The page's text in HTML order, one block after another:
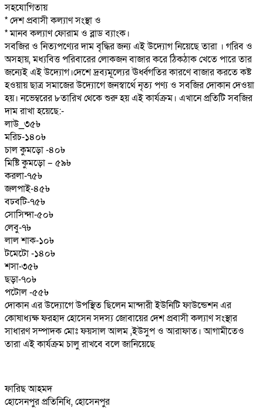
সহযোগিতায়
* দেশ প্রবাসী কল্যাণ সংস্থা ও
* মানব কল্যাণ ফোরাম ও ব্লাড ব্যাংক।
সবজির ও নিত্যপণ্যের দাম বৃদ্ধির জন্য এই উদ্যোগ নিয়েছে তারা । গরিব ও
অসহায়, মধ্যবিত্ত পরিবারের লোকজন বাজার করে ঠিকঠাক খেতে পারে তার
জন্যেই এই উদ্যোগ।দেশে দ্রব্যমূল্যের ঊর্ধ্বগতির কারণে বাজার করতে কষ্ট
হওয়ায় ছাত্র সমাজের উদ্যোগে জনস্বার্থে নৃত্য পণ্য ও সবজির দোকান দেওয়া
হয়। নভেম্বরের ৮তারিখ থেকে শুরু হয় এই কার্যক্রম। এখানে প্রতিটি সবজির
দাম রাখা হয়েছে:-
লাউ_৩৫৳
মরিচ-১৪০৳
চাল কুমড়ো -৪০৳
মিষ্টি কুমড়ো – ৫৯৳
করলা-৭৫৳
জলপাই-৪৫৳
বঢবটি-৭৫৳
সোসিন্দা-৫০৳
লেবু-৭৳
লাল শাক-১০৳
টমেটো -১৪০৳
শসা-৩৫৳
ছড়া-৭০৳
পটোল -৫৫৳
দোকান এর উদ্যোগে উপস্থিত ছিলেন মান্দারী ইউনিটি ফাউন্ডেশন এর
কোষাধ্যক্ষ ফরহাদ হোসেন সদস্য জোবায়ের দেশ প্রবাসী কল্যাণ সংস্থার
সাধারণ সম্পাদক মোঃ ফয়সাল আলম ,ইউসুপ ও আরাফাত। আগামীতেও
তারা এই কার্যক্রম চালু রাখবে বলে জানিয়েছে
ফারিছ আহমদ
হোসেনপুর প্রতিনিধি, হোসেনপুর